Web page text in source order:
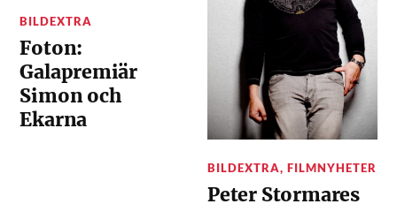
BILDEXTRA
Foton:
Galapremiär
Simon och
Ekarna
BILDEXTRA,FILMNYHETER
Peter Stormares